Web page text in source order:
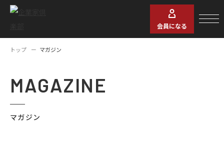
会員になる
トップ マガジン
MAGAZINE
マガジン